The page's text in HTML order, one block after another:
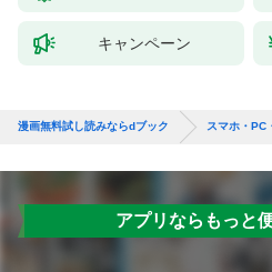
キャンペーン
漫画無料試し読みならdブック スマホ・PC
アプリならもっと